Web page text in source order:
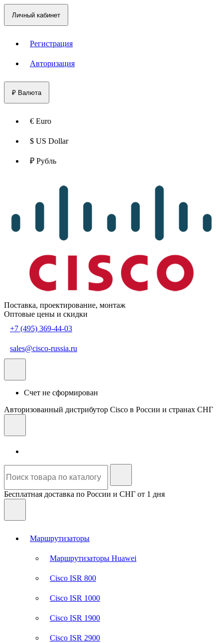
Личный кабинет
Регистрация
Авторизация
₽ Валюта
€ Euro
$ US Dollar
₽ Рубль
Поставка, проектирование, монтаж
Оптовые цены и скидки
+7 (495) 369-44-03
sales@cisco-russia.ru
Счет не сформирован
Авторизованный дистрибутор Cisco в России и странах СНГ
Бесплатная доставка по России и СНГ от 1 дня
Маршрутизаторы
Маршрутизаторы Huawei
Cisco ISR 800
Cisco ISR 1000
Cisco ISR 1900
Cisco ISR 2900